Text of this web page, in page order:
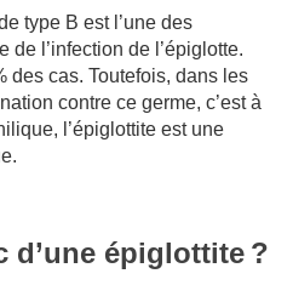
type B est l’une des
de l’infection de l’épiglotte.
des cas. Toutefois, dans les
contre ce germe, c’est à
l’épiglottite est une
d’une épiglottite ?